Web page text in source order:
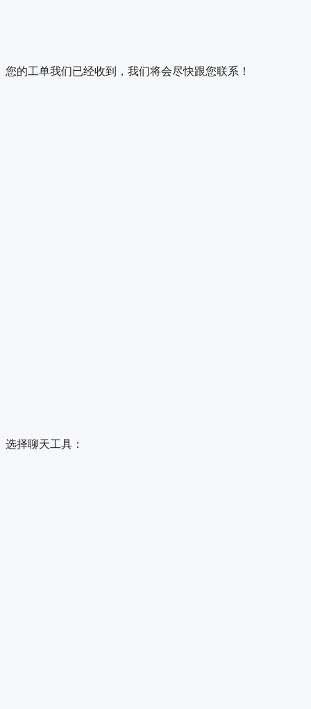
您的工单我们已经收到，我们将会尽快跟您联系！
选择聊天工具：